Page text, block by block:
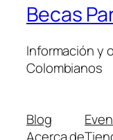
Becas
Información y
Colombianos
Blog
Acerca de